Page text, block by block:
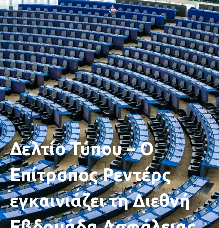
Δελτίο Τύπου – Ο
Επίτροπος Ρεντέρς
εγκαινιάζει τη Διεθνή